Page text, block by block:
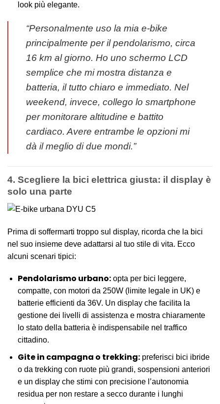
look più elegante.
“Personalmente uso la mia e-bike
principalmente per il pendolarismo, circa
16 km al giorno. Ho uno schermo LCD
semplice che mi mostra distanza e
batteria, il tutto chiaro e immediato. Nel
weekend, invece, collego lo smartphone
per monitorare altitudine e battito
cardiaco. Avere entrambe le opzioni mi
dà il meglio di due mondi.”
4. Scegliere la bici elettrica giusta: il display è
solo una parte
Prima di soffermarti troppo sul display, ricorda che la bici
nel suo insieme deve adattarsi al tuo stile di vita. Ecco
alcuni scenari tipici:
Pendolarismo urbano:opta per bici leggere,
compatte, con motori da 250W (limite legale in UK) e
batterie efficienti da 36V. Un display che facilita la
gestione dei livelli di assistenza e mostra chiaramente
lo stato della batteria è indispensabile nel traffico
cittadino.
Gite in campagna o trekking:preferisci bici ibride
o da trekking con ruote più grandi, sospensioni anteriori
e un display che stimi con precisione l’autonomia
residua per non restare a secco durante i lunghi